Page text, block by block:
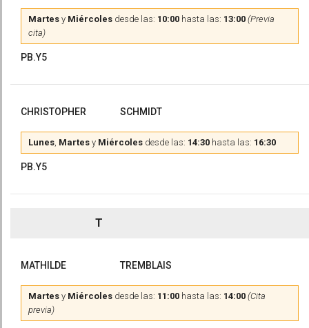
Martes y Miércoles desde las: 10:00 hasta las: 13:00 (Previa
cita)
PB.Y5
CHRISTOPHER SCHMIDT
Lunes, Martes y Miércoles desde las: 14:30 hasta las: 16:30
PB.Y5
T
MATHILDE TREMBLAIS
Martes y Miércoles desde las: 11:00 hasta las: 14:00 (Cita
previa)